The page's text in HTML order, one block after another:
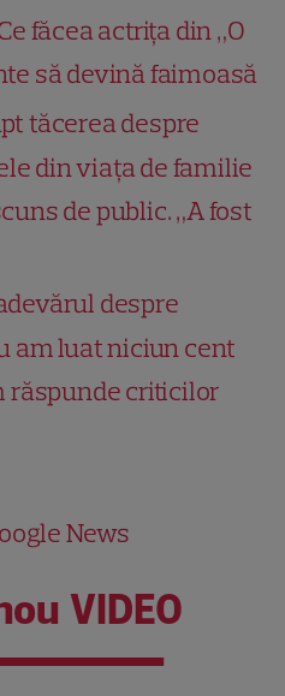
făcea actrița din „O
să devină faimoasă
tăcerea despre
din viața de familie
de public. „A fost
despre
am luat niciun cent
răspunde criticilor
News
VIDEO